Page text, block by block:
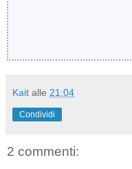
Kait alle 21:04
Condividi
2 commenti: